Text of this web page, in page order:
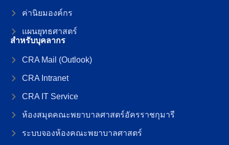
ค่านิยมองค์กร
แผนยุทธศาสตร์
สำหรับบุคลากร
CRA Mail (Outlook)
CRA Intranet
CRA IT Service
ห้องสมุดคณะพยาบาลศาสตร์อัครราชกุมารี
ระบบจองห้องคณะพยาบาลศาสตร์